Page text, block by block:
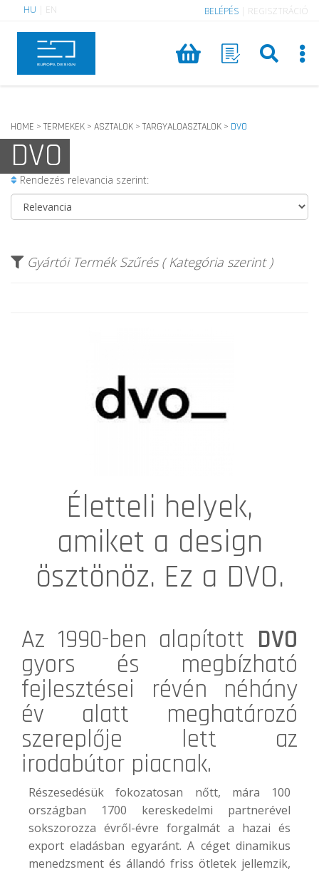
HU EN BELÉPÉS REGISZTRÁCIÓ
HOME > TERMEKEK > ASZTALOK > TARGYALOASZTALOK > DVO
DVO
Rendezés relevancia szerint:
Gyártói Termék Szűrés ( Kategória szerint )
Életteli helyek,
amiket a design
ösztönöz. Ez a DVO.
Az 1990-ben alapított DVO
gyors és megbízható
fejlesztései révén néhány
év alatt meghatározó
szereplője lett az
irodabútor piacnak.
Részesedésük fokozatosan nőtt, mára 100
országban 1700 kereskedelmi partnerével
sokszorozza évről-évre forgalmát a hazai és
export eladásban egyaránt. A céget dinamikus
menedzsment és állandó friss ötletek jellemzik,